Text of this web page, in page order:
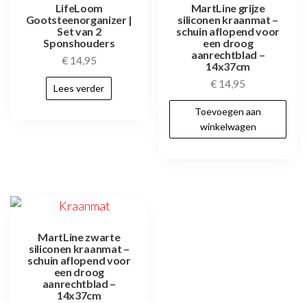
LifeLoom
Gootsteenorganizer |
Set van 2
Sponshouders
€14,95
Lees verder
MartLine grijze
siliconen kraanmat –
schuin aflopend voor
een droog
aanrechtblad –
14x37cm
€ 14,95
Toevoegen aan
winkelwagen
MartLine zwarte
siliconen kraanmat –
schuin aflopend voor
een droog
aanrechtblad –
14x37cm